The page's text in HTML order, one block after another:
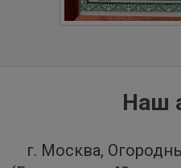
Наш
г. Москва,